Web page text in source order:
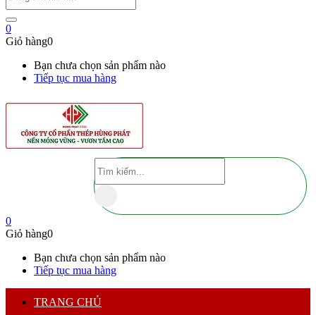
0
Giỏ hàng0
Bạn chưa chọn sản phẩm nào
Tiếp tục mua hàng
0
Giỏ hàng0
Bạn chưa chọn sản phẩm nào
Tiếp tục mua hàng
TRANG CHỦ